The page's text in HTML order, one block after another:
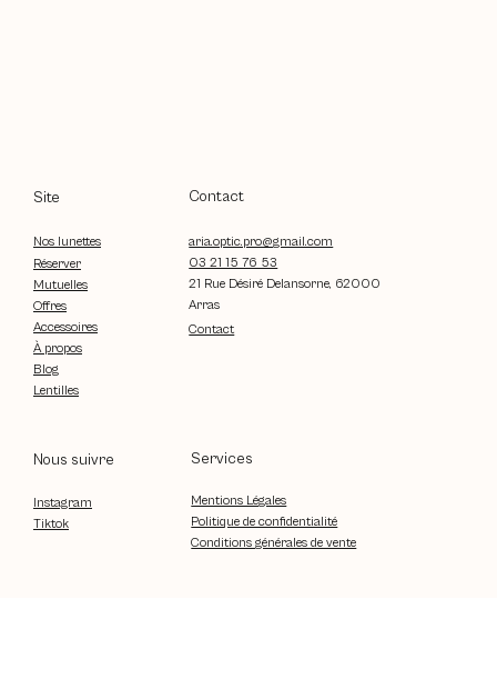
Site
Nos lunettes
Réserver
Mutuelles
Offres
Accessoires
À propos
Blog
Lentilles
Contact
Contact
aria.optic.pro@gmail.com
03 21 15 76 53
21 Rue Désiré Delansorne, 62000
Arras
Nous suivre
Instagram
Tiktok
Services
Mentions Légales
Politique de confidentialité
Conditions générales de vente